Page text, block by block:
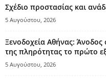
Σχέδιο προστασίας και
5 Αυγούστου, 2026
Ξενοδοχεία Αθήνας:
της πληρότητας το πρώτο
5 Αυγούστου, 2026